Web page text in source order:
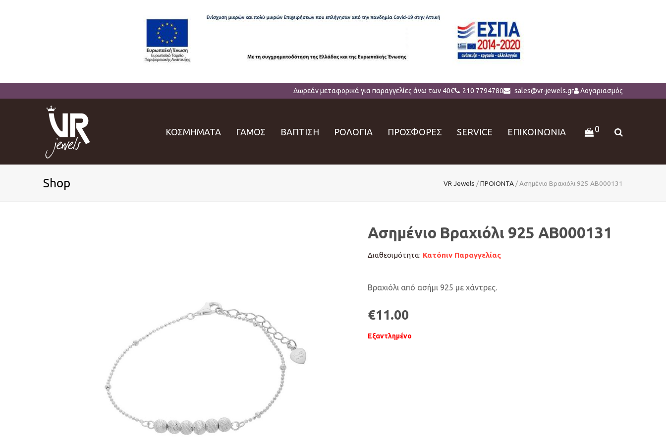
Δωρεάν μεταφορικά για παραγγελίες άνω των 40€ 210 7794780 sales@vr-jewels.gr Λογαριασμός
ΚΟΣΜΗΜΑΤΑ ΓΑΜΟΣ ΒΑΠΤΙΣΗ ΡΟΛΟΓΙΑ ΠΡΟΣΦΟΡΕΣ SERVICE ΕΠΙΚΟΙΝΩΝΙΑ 0
Shop VR Jewels /ΠΡΟΙΟΝΤΑ /Ασημένιο Βραχιόλι 925 AB000131
Ασημένιο Βραχιόλι 925 AB000131
Διαθεσιμότητα: Κατόπιν Παραγγελίας
Βραχιόλι από ασήμι 925 με χάντρες.
€11.00
Εξαντλημένο